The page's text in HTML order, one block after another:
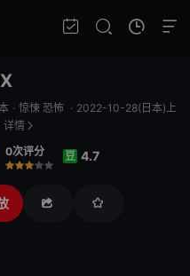
· 惊悚 恐怖 · 2022-10-28(日本)上
详情
0次评分
荐
力荐
豆 4.7